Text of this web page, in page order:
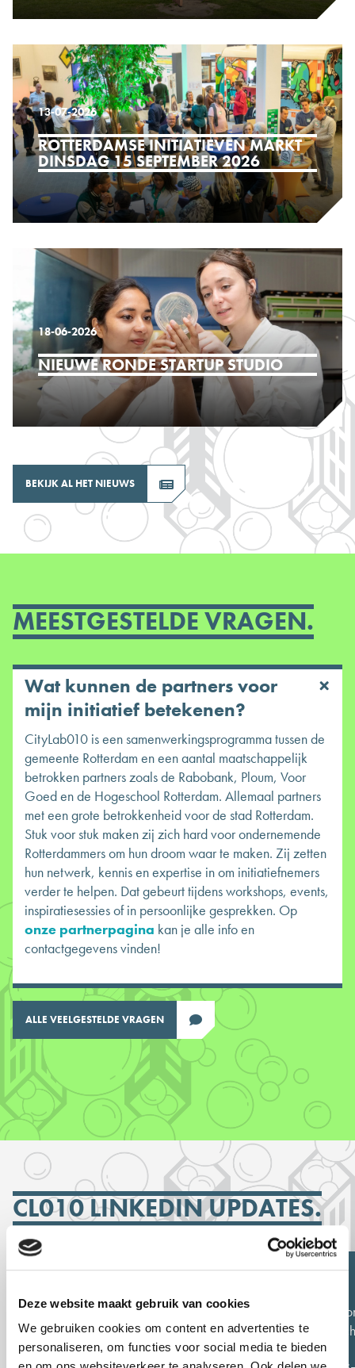
Deze website maakt gebruik van cookies
We gebruiken cookies om content en advertenties te
personaliseren, om functies voor social media te bieden
ROTTERDAMSE INITIATIEVEN MARKT
DINSDAG 15 SEPTEMBER 2026
13-07-2026
NIEUWE RONDE STARTUP STUDIO
18-06-2026
BEKIJK AL HET NIEUWS
MEESTGESTELDE VRAGEN.
Wat kunnen de partners voor
mijn initiatief betekenen?
CityLab010 is een samenwerkingsprogramma tussen de
gemeente Rotterdam en een aantal maatschappelijk
betrokken partners zoals de Rabobank, Ploum, Voor
Goed en de Hogeschool Rotterdam. Allemaal partners
met een grote betrokkenheid voor de stad Rotterdam.
Stuk voor stuk maken zij zich hard voor ondernemende
Rotterdammers om hun droom waar te maken. Zij zetten
hun netwerk, kennis en expertise in om initiatiefnemers
verder te helpen. Dat gebeurt tijdens workshops, events,
inspiratiesessies of in persoonlijke gesprekken. Op
onze partnerpagina kan je alle info en
contactgegevens vinden!
ALLE VEELGESTELDE VRAGEN
CL010 LINKEDIN UPDATES.
De CityLab010 Nieuwsflits is uit! 🎉
Met een terugblik op de feestelijke
presentatieavond…
Wat een
mei was
Rotterdam]